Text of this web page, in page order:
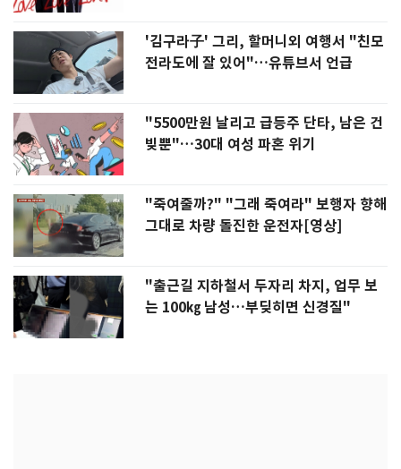
'김구라子' 그리, 할머니외 여행서 "친모
전라도에 잘 있어"…유튜브서 언급
"5500만원 날리고 급등주 단타, 남은 건
빚뿐"…30대 여성 파혼 위기
"죽여줄까?" "그래 죽여라" 보행자 향해
그대로 차량 돌진한 운전자[영상]
"출근길 지하철서 두자리 차지, 업무 보
는 100㎏ 남성…부딪히면 신경질"